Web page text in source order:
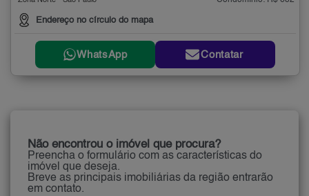
Endereço no círculo do mapa
WhatsApp Contatar
Não encontrou o imóvel que procura?
Preencha o formulário com as características do
imóvel que deseja.
Breve as principais imobiliárias da região entrarão
em contato.